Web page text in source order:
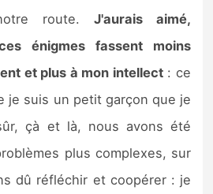
route. J'aurais aimé,
énigmes fassent moins
et plus à mon intellect: ce
je suis un petit garçon que je
çà et là, nous avons été
plus complexes, sur
dû réfléchir et coopérer : je